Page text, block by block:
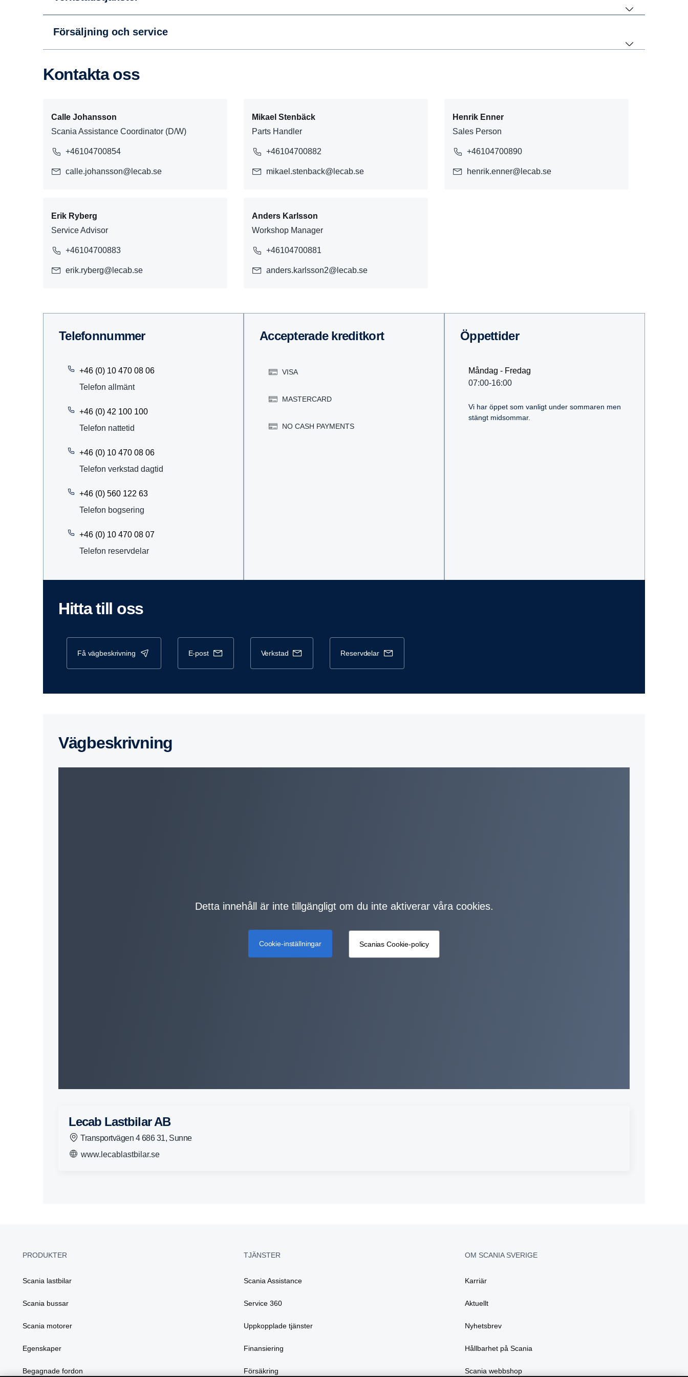
Försäljning och service
Kontakta oss
Calle Johansson
Scania Assistance Coordinator (D/W)
+46104700854
calle.johansson@lecab.se
Mikael Stenbäck
Parts Handler
+46104700882
mikael.stenback@lecab.se
Henrik Enner
Sales Person
+46104700890
henrik.enner@lecab.se
Erik Ryberg
Service Advisor
+46104700883
erik.ryberg@lecab.se
Anders Karlsson
Workshop Manager
+46104700881
anders.karlsson2@lecab.se
Telefon­nummer
+46 (0) 10 470 08 06
Telefon allmänt
+46 (0) 42 100 100
Telefon nattetid
+46 (0) 10 470 08 06
Telefon verkstad dagtid
+46 (0) 560 122 63
Telefon bogsering
+46 (0) 10 470 08 07
Telefon reservdelar
Accep­te­rade kredit­kort
VISA
MASTERCARD
NO CASH PAYMENTS
Öppet­tider
Måndag - Fredag
07:00-16:00
Vi har öppet som vanligt under sommaren men
stängt midsommar.
Hitta till oss
få vägbeskrivning e-post verkstad reservdelar
Vägbe­skriv­ning
Detta innehåll är inte tillgängligt om du inte aktiverar våra cookies.
Cookie-inställningar Scanias Cookie-policy
Lecab Lastbilar AB
Transportvägen 4 686 31, Sunne
www.lecablastbilar.se
PRODUKTER
Scania lastbilar
Scania bussar
Scania motorer
Egenskaper
Begagnade fordon
TJÄNSTER
Scania Assistance
Service 360
Uppkopplade tjänster
Finansiering
Försäkring
OM SCANIA SVERIGE
Karriär
Aktuellt
Nyhetsbrev
Hållbarhet på Scania
Scania webbshop